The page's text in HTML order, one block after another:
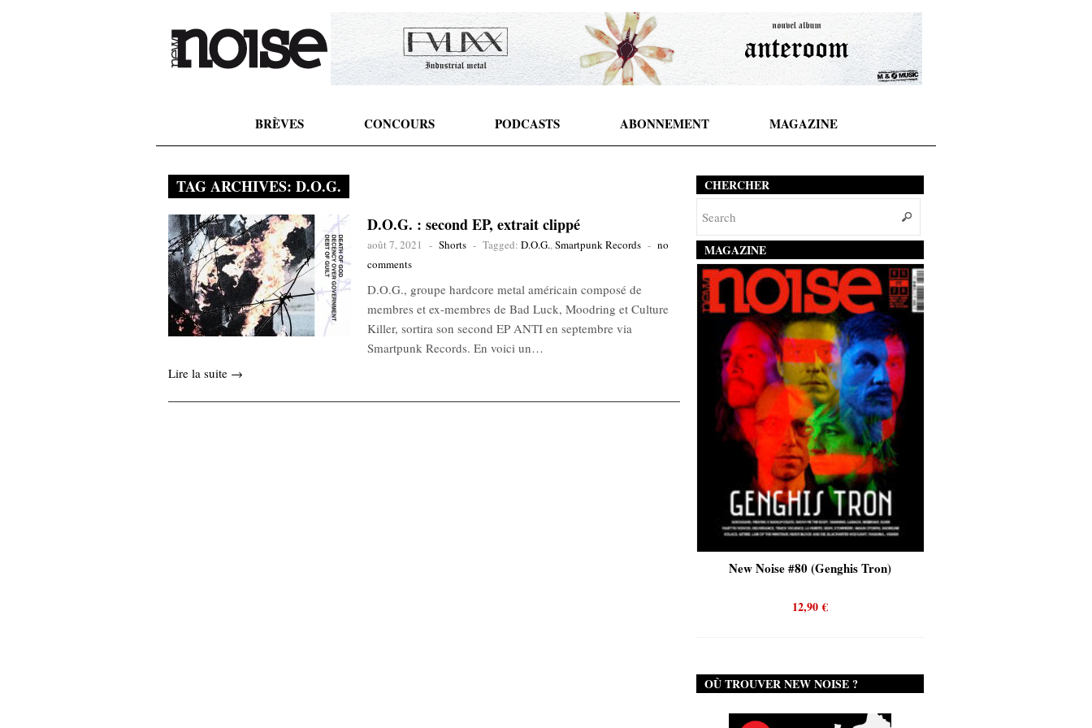
BRÈVES CONCOURS PODCASTS ABONNEMENT MAGAZINE
TAG ARCHIVES: D.O.G.
D.O.G. : second EP, extrait clippé
août 7, 2021 - Shorts - Tagged: D.O.G.,Smartpunk Records - no
comments
D.O.G., groupe hardcore metal américain composé de
membres et ex-membres de Bad Luck, Moodring et Culture
Killer, sortira son second EP ANTI en septembre via
Smartpunk Records. En voici un…
Lire la suite →
CHERCHER
MAGAZINE
New Noise #80 (Genghis Tron)
12,90€
OÙ TROUVER NEW NOISE ?